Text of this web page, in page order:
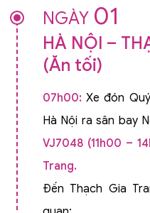
NGÀY 01
HÀ NỘI –
(Ăn tối)
07h00:Xe đón
Hà Nội ra sân bay
VJ7048 (11h00 –
Trang.
Đến Thạch Gia